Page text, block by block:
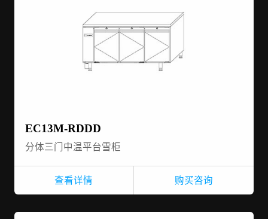
EC13M-RDDD
分体三门中温平台雪柜
查看详情 购买咨询